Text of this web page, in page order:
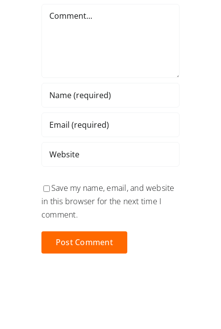
Save my name, email, and website
in this browser for the next time I
comment.